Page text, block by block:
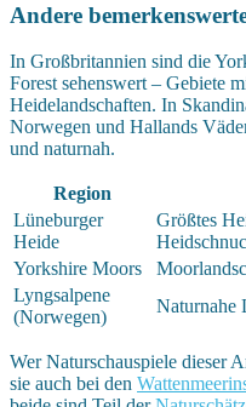
Andere
In Großbritannien sind die
Forest sehenswert – Gebiete
Heidelandschaften. In
Norwegen und Hallands
und naturnah.
Region
Lüneburger
Heide
Größtes
Yorkshire Moors
Lyngsalpene
(Norwegen)
Naturnahe
Wer Naturschauspiele dieser
sie auch bei den